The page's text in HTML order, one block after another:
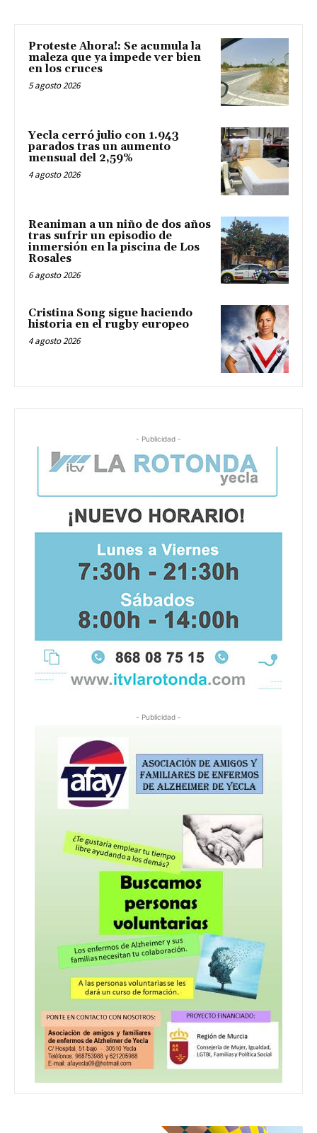
Proteste Ahora!: Se acumula la
maleza que ya impede ver bien
en los cruces
5 agosto 2026
Yecla cerró julio con 1.943
parados tras un aumento
mensual del 2,59%
4 agosto 2026
Reaniman a un niño de dos años
tras sufrir un episodio de
inmersión en la piscina de Los
Rosales
6 agosto 2026
Cristina Song sigue haciendo
historia en el rugby europeo
4 agosto 2026
- Publicidad -
- Publicidad -